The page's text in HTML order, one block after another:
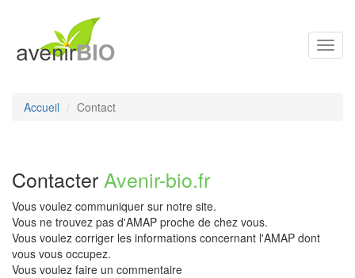
Accueil Contact
Contacter Avenir-bio.fr
Vous voulez communiquer sur notre site.
Vous ne trouvez pas d'AMAP proche de chez vous.
Vous voulez corriger les informations concernant l'AMAP dont
vous vous occupez.
Vous voulez faire un commentaire